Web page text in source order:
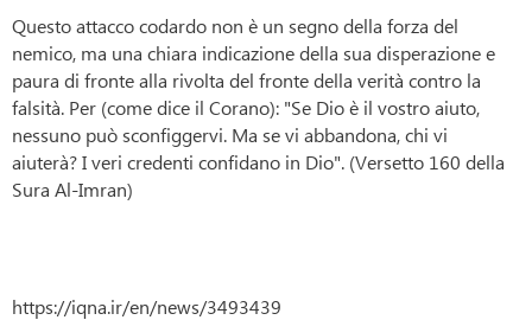
Questo attacco codardo non è un segno della forza del
nemico, ma una chiara indicazione della sua disperazione e
paura di fronte alla rivolta del fronte della verità contro la
falsità. Per (come dice il Corano): "Se Dio è il vostro aiuto,
nessuno può sconfiggervi. Ma se vi abbandona, chi vi
aiuterà? I veri credenti confidano in Dio". (Versetto 160 della
Sura Al-Imran)
https://iqna.ir/en/news/3493439